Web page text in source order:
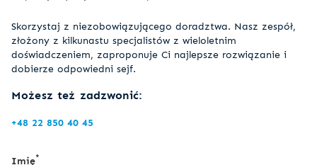
Skorzystaj z niezobowiązującego doradztwa. Nasz zespół,
złożony z kilkunastu specjalistów z wieloletnim
doświadczeniem, zaproponuje Ci najlepsze rozwiązanie i
dobierze odpowiedni sejf.
Możesz też zadzwonić:
+48 22 850 40 45
Imię*